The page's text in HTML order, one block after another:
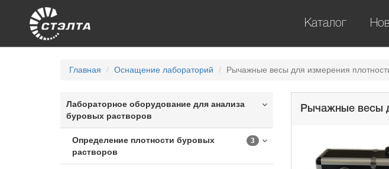
Каталог
Главная Оснащение лабораторий Рычажные весы для измерения
Лабораторное оборудование для анализа
буровых растворов
Определение плотности буровых
растворов
3
Рычажные весы